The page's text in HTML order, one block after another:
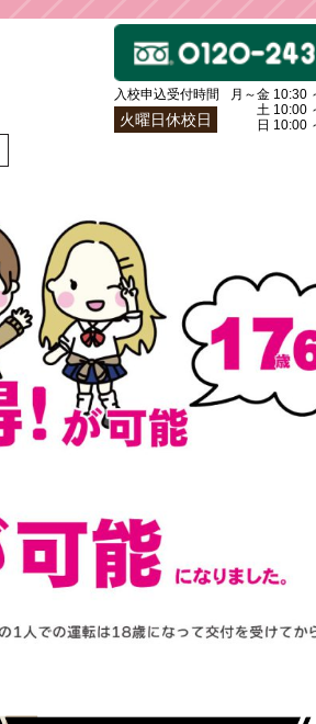
入校申込受付時間
月～金 10:30
土 10:00
日 10:00
火曜日休校日